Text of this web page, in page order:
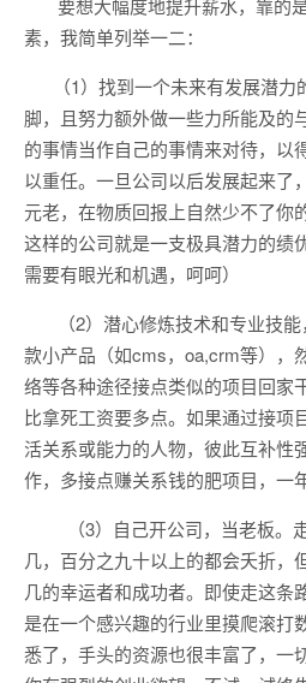
要想大幅度地提升薪水，靠的
素，我简单列举一二：
（1）找到一个未来有发展潜力
脚，且努力额外做一些力所能及的
的事情当作自己的事情来对待，以
以重任。一旦公司以后发展起来了
元老，在物质回报上自然少不了你
这样的公司就是一支极具潜力的绩
需要有眼光和机遇，呵呵）
（2）潜心修炼技术和专业技能
款小产品（如cms，oa,crm等），
络等各种途径接点类似的项目回家
比拿死工资要多点。如果通过接项
活关系或能力的人物，彼此互补性
作，多接点赚关系钱的肥项目，一
（3）自己开公司，当老板。
几，百分之九十以上的都会夭折，
几的幸运者和成功者。即使走这条
是在一个感兴趣的行业里摸爬滚打
悉了，手头的资源也很丰富了，一